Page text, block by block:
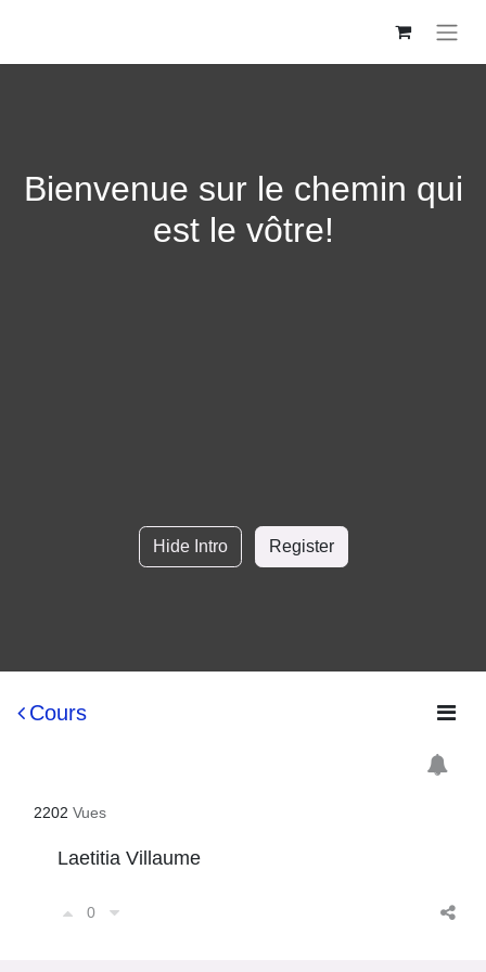
Bienvenue sur le chemin qui
est le vôtre!
Hide Intro Register
Cours
2202 Vues
Laetitia Villaume
0